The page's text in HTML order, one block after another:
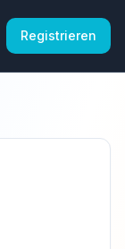
Registrieren